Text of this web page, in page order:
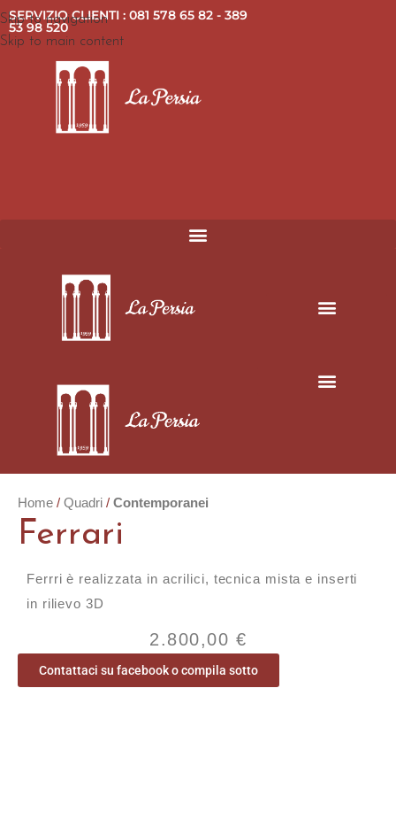
Skip to navigation
Skip to main content
SERVIZIO CLIENTI : 081 578 65 82 - 389
53 98 520
Home Quadri Contemporanei
Ferrari
Ferrri è realizzata in acrilici, tecnica mista e inserti
in rilievo 3D
2.800,00 €
Contattaci su facebook o compila sotto